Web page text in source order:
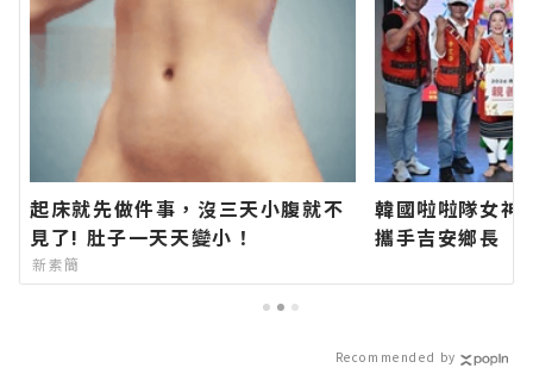
起床就先做件事，沒三天小腹就不
見了! 肚子一天天變小！
新素簡
韓國啦啦隊女神
攜手吉安鄉長
族聯合豐年節∣
導 最新的在地
Recommended by